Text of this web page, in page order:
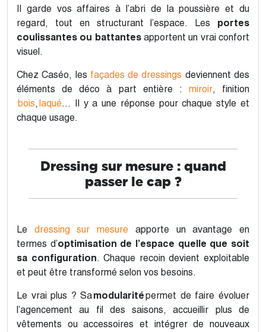
Il garde vos affaires à l’abri de la poussière et du
regard, tout en structurant l’espace. Les portes
coulissantes ou battantesapportent un vrai confort
visuel.
Chez Caséo, les façades de dressings deviennent des
éléments de déco à part entière : miroir, finition
bois,laqué... Il y a une réponse pour chaque style et
chaque usage.
Dressing sur mesure : quand
passer le cap ?
Le dressing sur mesure apporte un avantage en
termes d’optimisation de l’espace quelle que soit
sa configuration. Chaque recoin devient exploitable
et peut être transformé selon vos besoins.
Le vrai plus ? Samodularitépermet de faire évoluer
l’agencement au fil des saisons, accueillir plus de
vêtements ou accessoires et intégrer de nouveaux